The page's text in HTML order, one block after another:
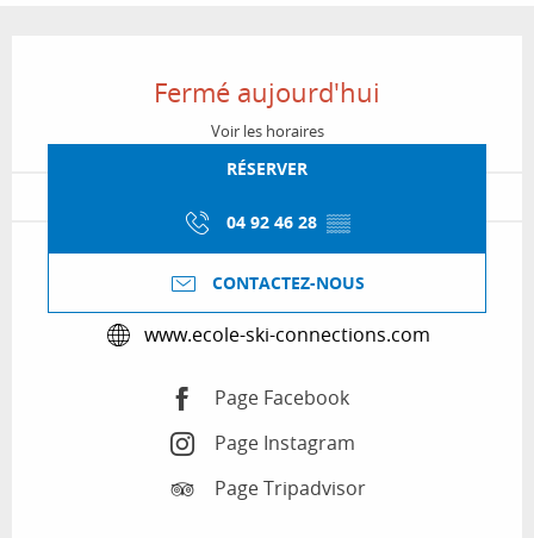
Fermé aujourd'hui
Voir les horaires
RÉSERVER
04 92 46 28 ▒▒
CONTACTEZ-NOUS
www.ecole-ski-connections.com
Page Facebook
Page Instagram
Page Tripadvisor